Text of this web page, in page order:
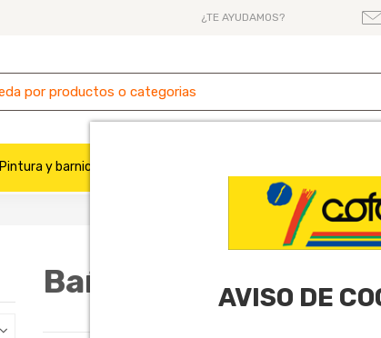
AVISO DE
¿TE AYUDAMOS?
Pintura y barnices
Baño y sanitario